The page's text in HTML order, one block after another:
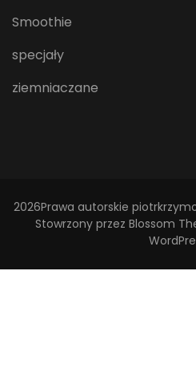
Smoothie
specjały
ziemniaczane
2026Prawa autorskie
Stowrzony przez Blossom